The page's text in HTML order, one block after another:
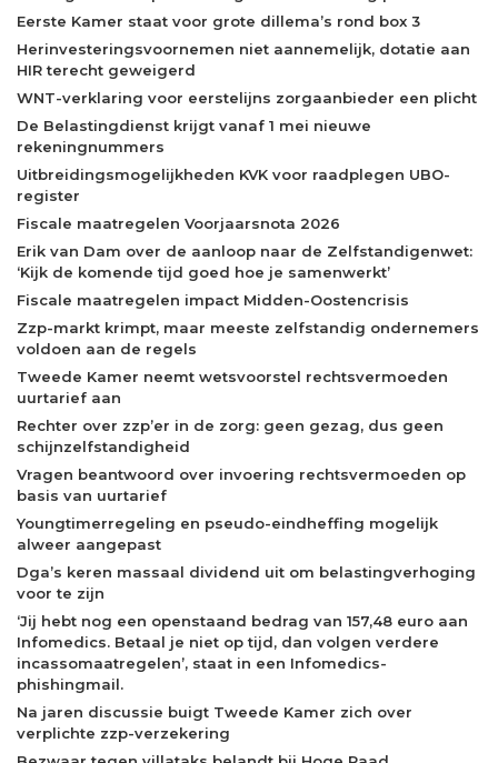
Eerste Kamer staat voor grote dillema’s rond box 3
Herinvesteringsvoornemen niet aannemelijk, dotatie aan
HIR terecht geweigerd
WNT-verklaring voor eerstelijns zorgaanbieder een plicht
De Belastingdienst krijgt vanaf 1 mei nieuwe
rekeningnummers
Uitbreidingsmogelijkheden KVK voor raadplegen UBO-
register
Fiscale maatregelen Voorjaarsnota 2026
Erik van Dam over de aanloop naar de Zelfstandigenwet:
‘Kijk de komende tijd goed hoe je samenwerkt’
Fiscale maatregelen impact Midden-Oostencrisis
Zzp-markt krimpt, maar meeste zelfstandig ondernemers
voldoen aan de regels
Tweede Kamer neemt wetsvoorstel rechtsvermoeden
uurtarief aan
Rechter over zzp’er in de zorg: geen gezag, dus geen
schijnzelfstandigheid
Vragen beantwoord over invoering rechtsvermoeden op
basis van uurtarief
Youngtimerregeling en pseudo-eindheffing mogelijk
alweer aangepast
Dga’s keren massaal dividend uit om belastingverhoging
voor te zijn
‘Jij hebt nog een openstaand bedrag van 157,48 euro aan
Infomedics. Betaal je niet op tijd, dan volgen verdere
incassomaatregelen’, staat in een Infomedics-
phishingmail.
Na jaren discussie buigt Tweede Kamer zich over
verplichte zzp-verzekering